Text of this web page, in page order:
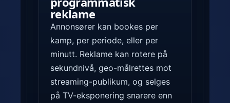
reklame
Annonsører kan bookes per
kamp, per periode, eller per
minutt. Reklame kan rotere på
sekundnivå, geo-målrettes mot
streaming-publikum, og selges
på TV-eksponering snarere enn